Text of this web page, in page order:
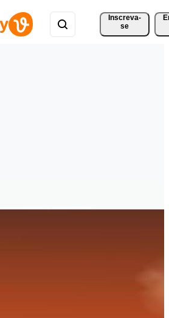
Inscreva-
se